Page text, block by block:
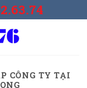
CÔNG TY TẠI